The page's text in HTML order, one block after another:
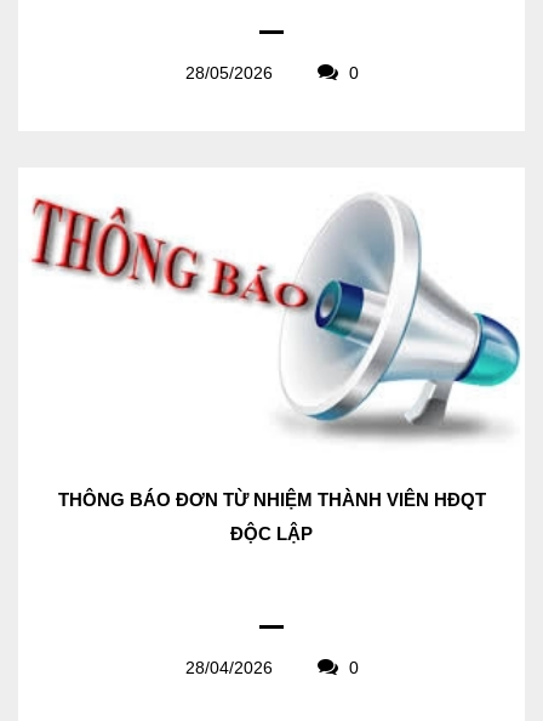
28/05/2026 0
THÔNG BÁO ĐƠN TỪ NHIỆM THÀNH VIÊN HĐQT
ĐỘC LẬP
28/04/2026 0